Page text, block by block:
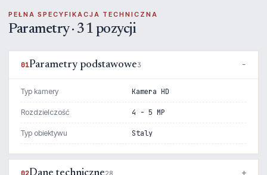
PEŁNA SPECYFIKACJA TECHNICZNA
Parametry · 31 pozycji
01Parametry podstawowe3
Typ kamery Kamera HD
Rozdzielczość 4 - 5 MP
Typ obiektywu Staly